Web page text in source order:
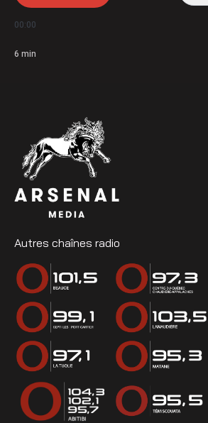
00:00
6 min
Autres chaînes radio